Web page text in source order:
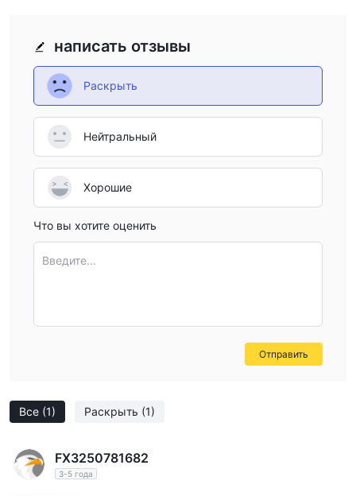
Все (1) Раскрыть (1)
FX3250781682
3-5 года
написать отзывы
Раскрыть
Нейтральный
Хорошие
Что вы хотите оценить
Введите...
Отправить